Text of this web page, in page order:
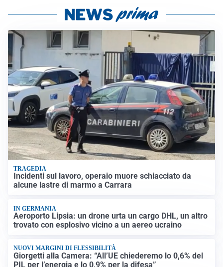
TRAGEDIA
Incidenti sul lavoro, operaio muore schiacciato da
alcune lastre di marmo a Carrara
IN GERMANIA
Aeroporto Lipsia: un drone urta un cargo DHL, un altro
trovato con esplosivo vicino a un aereo ucraino
NUOVI MARGINI DI FLESSIBILITÀ
Giorgetti alla Camera: “All’UE chiederemo lo 0,6% del
PIL per l’energia e lo 0,9% per la difesa”